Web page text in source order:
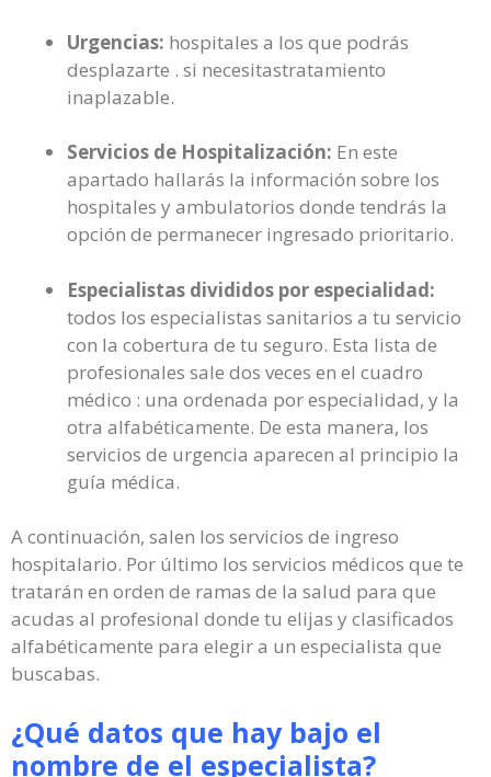
Urgencias: hospitales a los que podrás
desplazarte . si necesitastratamiento
inaplazable.
Servicios de Hospitalización: En este
apartado hallarás la información sobre los
hospitales y ambulatorios donde tendrás la
opción de permanecer ingresado prioritario.
Especialistas divididos por especialidad:
todos los especialistas sanitarios a tu servicio
con la cobertura de tu seguro. Esta lista de
profesionales sale dos veces en el cuadro
médico : una ordenada por especialidad, y la
otra alfabéticamente. De esta manera, los
servicios de urgencia aparecen al principio la
guía médica.
A continuación, salen los servicios de ingreso
hospitalario. Por último los servicios médicos que te
tratarán en orden de ramas de la salud para que
acudas al profesional donde tu elijas y clasificados
alfabéticamente para elegir a un especialista que
buscabas.
¿Qué datos que hay bajo el
nombre de el especialista?